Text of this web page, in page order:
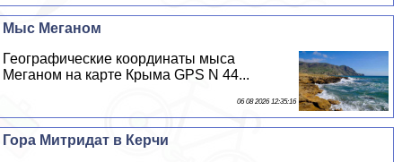
Мыс Меганом
​Географические координаты мыса
Меганом на карте Крыма GPS N 44...
06 08 2026 12:35:16
Гора Митридат в Керчи